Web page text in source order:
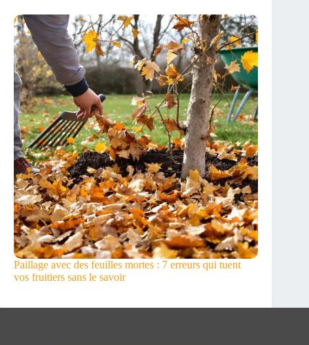
Paillage avec des feuilles mortes : 7 erreurs qui tuent
vos fruitiers sans le savoir